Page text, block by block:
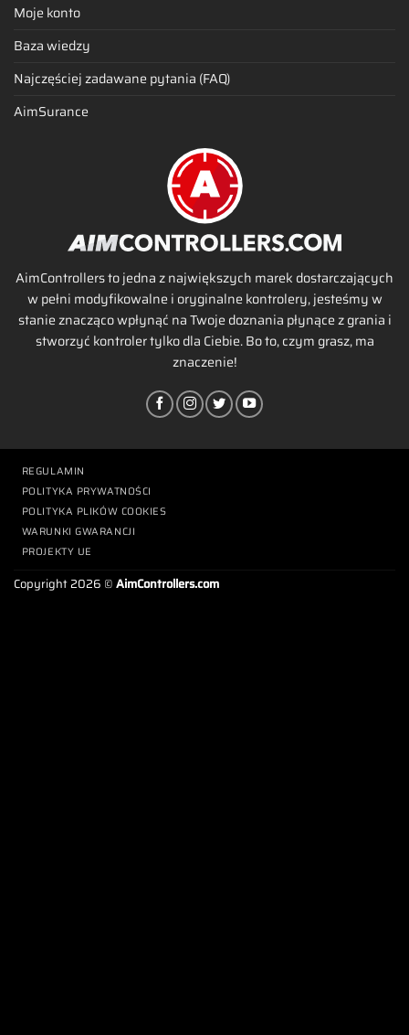
Moje konto
Baza wiedzy
Najczęściej zadawane pytania (FAQ)
AimSurance
AimControllers to jedna z największych marek dostarczających
w pełni modyfikowalne i oryginalne kontrolery, jesteśmy w
stanie znacząco wpłynąć na Twoje doznania płynące z grania i
stworzyć kontroler tylko dla Ciebie. Bo to, czym grasz, ma
znaczenie!
REGULAMIN
POLITYKA PRYWATNOŚCI
POLITYKA PLIKÓW COOKIES
WARUNKI GWARANCJI
PROJEKTY UE
Copyright 2026 ©AimControllers.com